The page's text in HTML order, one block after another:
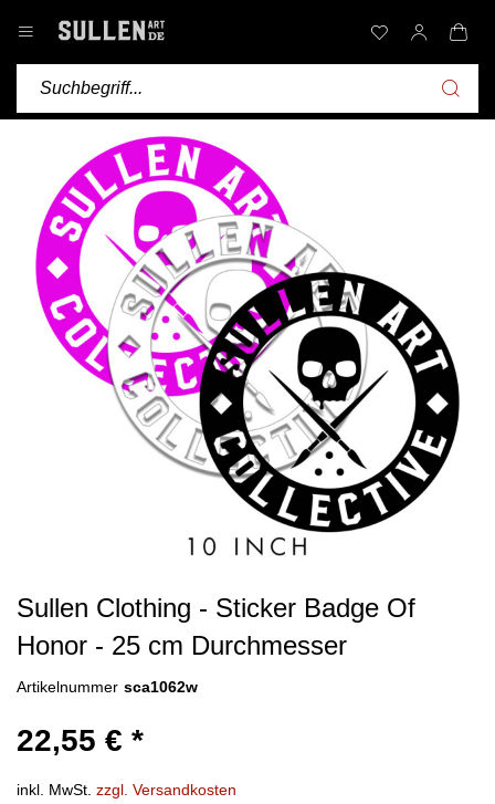
Sullen Clothing - Sticker Badge Of
Honor - 25 cm Durchmesser
Artikelnummer sca1062w
22,55 € *
inkl. MwSt. zzgl. Versandkosten